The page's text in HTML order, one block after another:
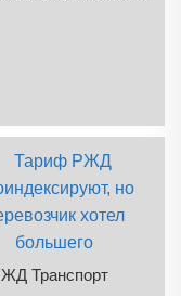
ЖД Транспорт